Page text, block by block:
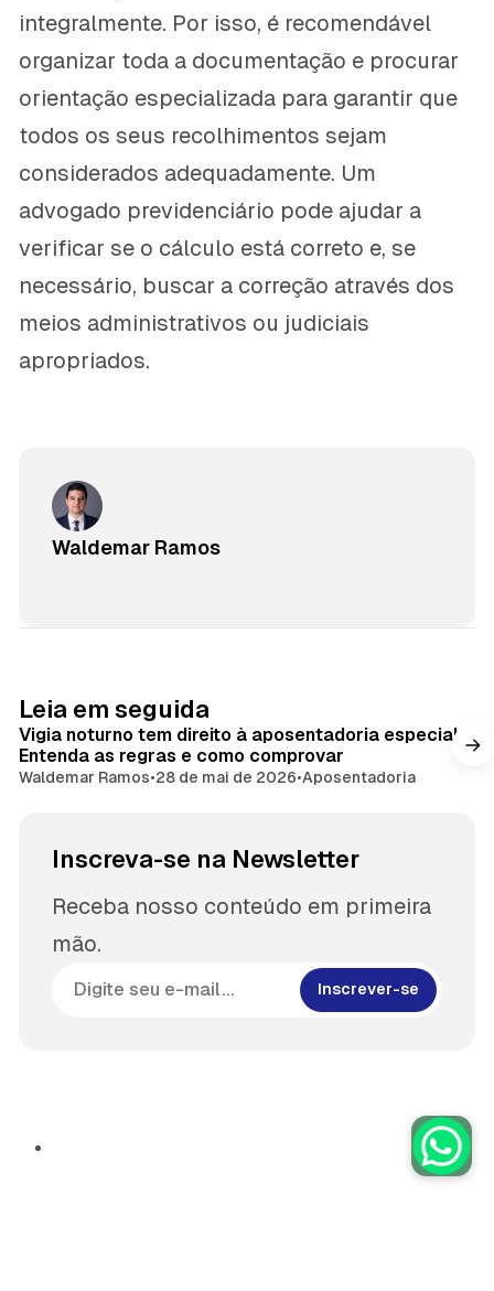
integralmente. Por isso, é recomendável
organizar toda a documentação e procurar
orientação especializada para garantir que
todos os seus recolhimentos sejam
considerados adequadamente. Um
advogado previdenciário pode ajudar a
verificar se o cálculo está correto e, se
necessário, buscar a correção através dos
meios administrativos ou judiciais
apropriados.
Waldemar Ramos
Leia em seguida
Vigia noturno tem direito à aposentadoria especial?
Entenda as regras e como comprovar
Waldemar Ramos•28 de mai de 2026•Aposentadoria
Inscreva-se na Newsletter
Receba nosso conteúdo em primeira
mão.
Inscrever-se